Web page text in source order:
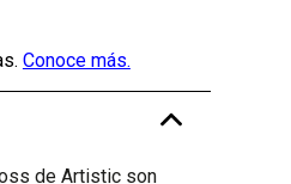
-
de Artistic son